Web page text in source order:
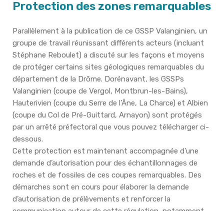
Protection des zones remarquables
Parallèlement à la publication de ce GSSP Valanginien, un
groupe de travail réunissant différents acteurs (incluant
Stéphane Reboulet) a discuté sur les façons et moyens
de protéger certains sites géologiques remarquables du
département de la Drôme. Dorénavant, les GSSPs
Valanginien (coupe de Vergol, Montbrun-les-Bains),
Hauterivien (coupe du Serre de l’Âne, La Charce) et Albien
(coupe du Col de Pré-Guittard, Arnayon) sont protégés
par un arrêté préfectoral que vous pouvez télécharger ci-
dessous.
Cette protection est maintenant accompagnée d’une
demande d’autorisation pour des échantillonnages de
roches et de fossiles de ces coupes remarquables. Des
démarches sont en cours pour élaborer la demande
d’autorisation de prélèvements et renforcer la